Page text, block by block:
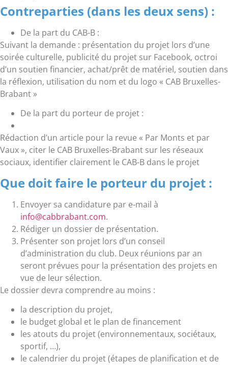
Contreparties (dans les deux sens) :
De la part du CAB-B :
Suivant la demande : présentation du projet lors d’une
soirée culturelle, publicité du projet sur Facebook, octroi
d’un soutien financier, achat/prêt de matériel, soutien dans
la réflexion, utilisation du nom et du logo « CAB Bruxelles-
Brabant »
De la part du porteur de projet :
Rédaction d’un article pour la revue « Par Monts et par
Vaux », citer le CAB Bruxelles-Brabant sur les réseaux
sociaux, identifier clairement le CAB-B dans le projet
Que doit faire le porteur du projet :
Envoyer sa candidature par e-mail à
info@cabbrabant.com.
Rédiger un dossier de présentation.
Présenter son projet lors d’un conseil
d’administration du club. Deux réunions par an
seront prévues pour la présentation des projets en
vue de leur sélection.
Le dossier devra comprendre au moins :
la description du projet,
le budget global et le plan de financement
les atouts du projet (environnementaux, sociétaux,
sportif, …),
le calendrier du projet (étapes de planification et de